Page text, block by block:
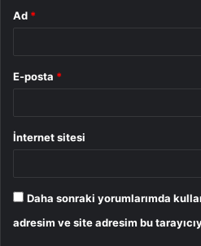
Ad *
E-posta *
İnternet sitesi
Daha sonraki yorumlarımda
adresim ve site adresim bu